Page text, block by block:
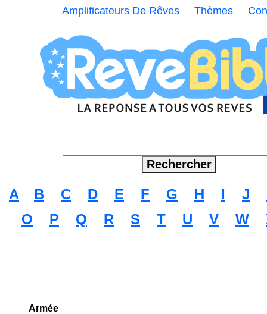
Amplificateurs De Rêves Thèmes
A B C D E F G H I J
O
P Q R S T U V W
Armée